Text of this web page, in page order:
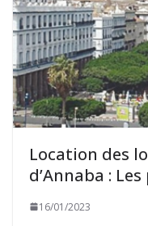
Location des
d’Annaba :
16/01/2023